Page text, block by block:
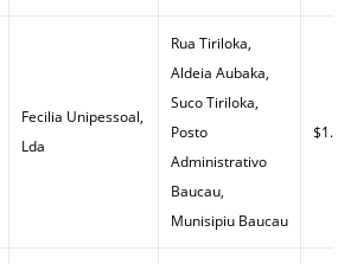
Fecilia Unipessoal,
Lda
Rua Tiriloka,
Aldeia Aubaka,
Suco Tiriloka,
Posto
Administrativo
Baucau,
Munisipiu Baucau
$1.45